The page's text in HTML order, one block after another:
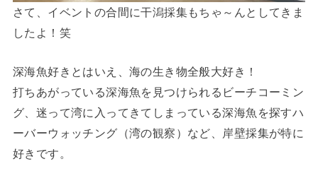
さて、イベントの合間に干潟採集もちゃ～んとしてきま
したよ！笑
深海魚好きとはいえ、海の生き物全般大好き！
打ちあがっている深海魚を見つけられるビーチコーミン
グ、迷って湾に入ってきてしまっている深海魚を探すハ
ーバーウォッチング（湾の観察）など、岸壁採集が特に
好きです。